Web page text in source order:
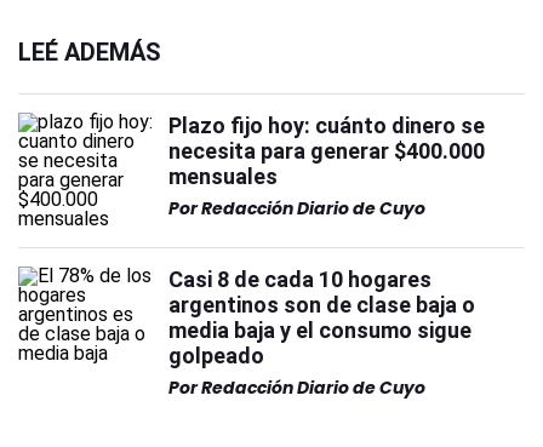
LEÉ ADEMÁS
Plazo fijo hoy: cuánto dinero se
necesita para generar $400.000
mensuales
PorRedacción Diario de Cuyo
Casi 8 de cada 10 hogares
argentinos son de clase baja o
media baja y el consumo sigue
golpeado
PorRedacción Diario de Cuyo